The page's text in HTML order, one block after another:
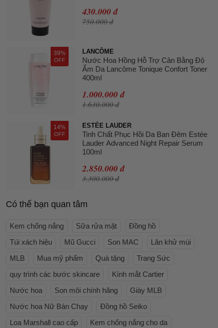
430.000 đ
750.000 đ
39%
OFF
LANCÔME
Nước Hoa Hồng Hỗ Trợ Cân Bằng Độ
Ẩm Da Lancôme Tonique Confort Toner
400ml
1.000.000 đ
1.630.000 đ
14%
OFF
ESTÉE LAUDER
Tinh Chất Phục Hồi Da Ban Đêm Estée
Lauder Advanced Night Repair Serum
100ml
2.850.000 đ
3.300.000 đ
Có thể bạn quan tâm
Kem chống nắng Sữa rửa mặt
Đồng hồ
Túi xách hiệu
Mũ Gucci Son MAC
Lăn khử mùi
MLB
Mua mỹ phẩm Quà tặng
Trang Sức
quy trình các bước skincare
Kính mắt Cartier
Nước hoa
Son môi chính hãng
Giày MLB
Nước hoa Nữ Bán Chạy
Đồng hồ Seiko
Loa Marshall cao cấp
Kem chống nắng cho da